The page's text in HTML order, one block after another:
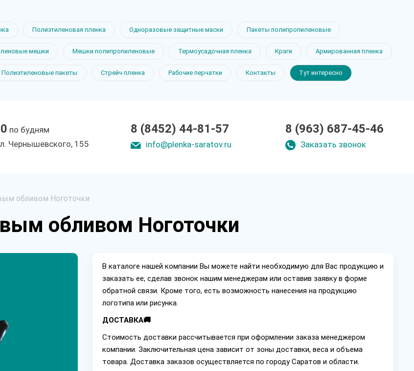
Полиэтиленовая пленка Одноразовые защитные маски Пакеты полипропиленовые
мешки Мешки полипропиленовые Термоусадочная пленка Краги Армированная пленка
Полиэтиленовые пакеты Стрейч пленка Рабочие перчатки Контакты Тут интересно
по будням
Чepнышeвcкoгo, 155
8 (8452) 44-81-57
info@plenka-saratov.ru
8 (963) 687-45-46
Заказать звонок
обливом Ноготочки
обливом Ноготочки
В каталоге нашей компании Вы можете найти необходимую для Вас продукцию и
заказать ее, сделав звонок нашим менеджерам или оставив заявку в форме
обратной связи. Кроме того, есть возможность нанесения на продукцию
логотипа или рисунка.
ДОСТАВКА🚚
Стоимость доставки рассчитывается при оформлении заказа менеджером
компании. Заключительная цена зависит от зоны доставки, веса и объема
товара. Доставка заказов осуществляется по городу Саратов и области.